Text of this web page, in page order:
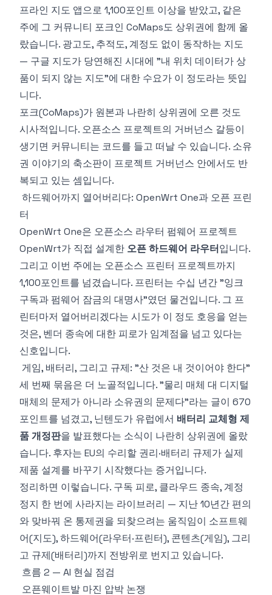
프라인 지도 앱으로 1,100포인트 이상을 받았고, 같은
주에 그 커뮤니티 포크인 CoMaps도 상위권에 함께 올
랐습니다. 광고도, 추적도, 계정도 없이 동작하는 지도
— 구글 지도가 당연해진 시대에 "내 위치 데이터가 상
품이 되지 않는 지도"에 대한 수요가 이 정도라는 뜻입
니다.
포크(CoMaps)가 원본과 나란히 상위권에 오른 것도
시사적입니다. 오픈소스 프로젝트의 거버넌스 갈등이
생기면 커뮤니티는 코드를 들고 떠날 수 있습니다. 소유
권 이야기의 축소판이 프로젝트 거버넌스 안에서도 반
복되고 있는 셈입니다.
하드웨어까지 열어버리다: OpenWrt One과 오픈 프린
터
OpenWrt One은 오픈소스 라우터 펌웨어 프로젝트
OpenWrt가 직접 설계한 오픈 하드웨어 라우터입니다.
그리고 이번 주에는 오픈소스 프린터 프로젝트까지
1,100포인트를 넘겼습니다. 프린터는 수십 년간 "잉크
구독과 펌웨어 잠금의 대명사"였던 물건입니다. 그 프
린터마저 열어버리겠다는 시도가 이 정도 호응을 얻는
것은, 벤더 종속에 대한 피로가 임계점을 넘고 있다는
신호입니다.
게임, 배터리, 그리고 규제: "산 것은 내 것이어야 한다"
세 번째 묶음은 더 노골적입니다. "물리 매체 대 디지털
매체의 문제가 아니라 소유권의 문제다"라는 글이 670
포인트를 넘겼고, 닌텐도가 유럽에서 배터리 교체형 제
품 개정판을 발표했다는 소식이 나란히 상위권에 올랐
습니다. 후자는 EU의 수리할 권리·배터리 규제가 실제
제품 설계를 바꾸기 시작했다는 증거입니다.
정리하면 이렇습니다. 구독 피로, 클라우드 종속, 계정
정지 한 번에 사라지는 라이브러리 — 지난 10년간 편의
와 맞바꿔 온 통제권을 되찾으려는 움직임이 소프트웨
어(지도), 하드웨어(라우터·프린터), 콘텐츠(게임), 그리
고 규제(배터리)까지 전방위로 번지고 있습니다.
흐름 2 — AI 현실 점검
오픈웨이트발 마진 압박 논쟁